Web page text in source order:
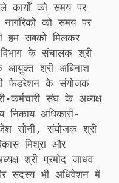
कार्यों को समय पर
को समय पर
हम सबको मिलकर
के संचालक श्री
आयुक्त श्री अबिनाश
फेडरेशन के संयोजक
कर्मचारी संघ के अध्यक्ष
निकाय अधिकारी-
सोनी, संयोजक श्री
मिश्रा और
श्री प्रमोद जाधव
सदस्य भी अधिवेशन में